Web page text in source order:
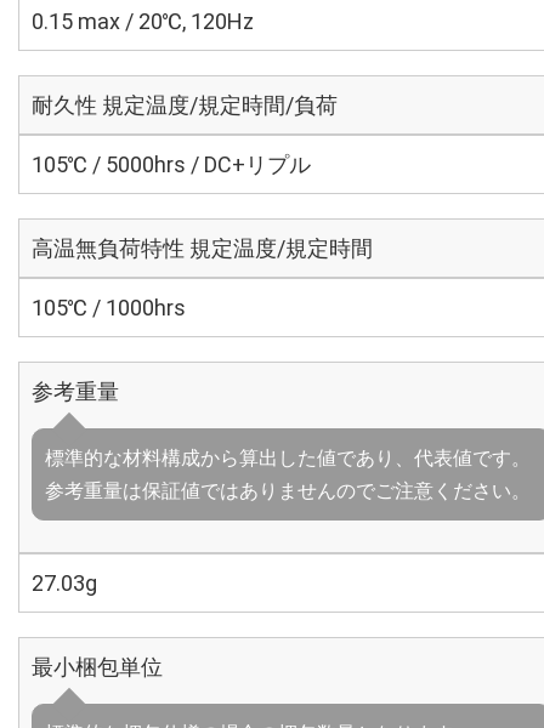
0.15 max / 20℃, 120Hz
耐久性 規定温度/規定時間/負荷
105℃ / 5000hrs / DC+リプル
高温無負荷特性 規定温度/規定時間
105℃ / 1000hrs
参考重量
標準的な材料構成から算出した値であり、代表値です。
参考重量は保証値ではありませんのでご注意ください。
27.03g
最小梱包単位